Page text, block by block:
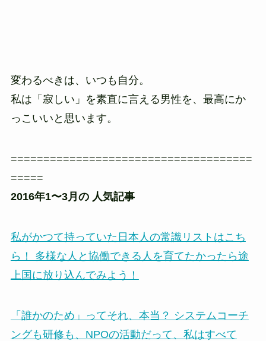
変わるべきは、いつも自分。
私は「寂しい」を素直に言える男性を、最高にか
っこいいと思います。
=====================================
=====
2016年1〜3月の 人気記事
私がかつて持っていた日本人の常識リストはこち
ら！ 多様な人と協働できる人を育てたかったら途
上国に放り込んでみよう！
「誰かのため」ってそれ、本当？ システムコーチ
ングも研修も、NPOの活動だって、私はすべて